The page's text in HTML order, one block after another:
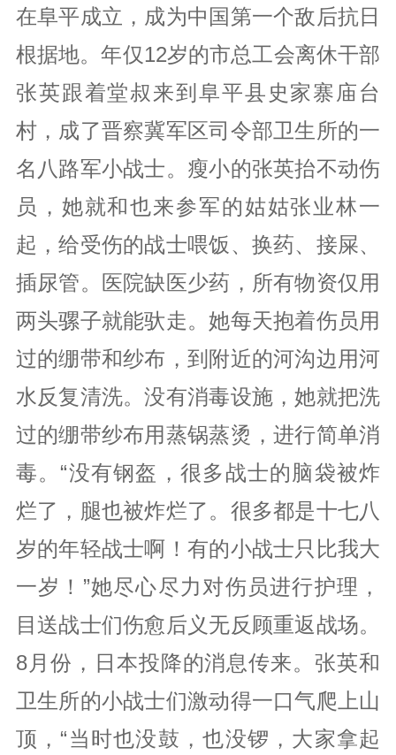
在阜平成立，成为中国第一个敌后抗日
根据地。年仅12岁的市总工会离休干部
张英跟着堂叔来到阜平县史家寨庙台
村，成了晋察冀军区司令部卫生所的一
名八路军小战士。瘦小的张英抬不动伤
员，她就和也来参军的姑姑张业林一
起，给受伤的战士喂饭、换药、接屎、
插尿管。医院缺医少药，所有物资仅用
两头骡子就能驮走。她每天抱着伤员用
过的绷带和纱布，到附近的河沟边用河
水反复清洗。没有消毒设施，她就把洗
过的绷带纱布用蒸锅蒸烫，进行简单消
毒。“没有钢盔，很多战士的脑袋被炸
烂了，腿也被炸烂了。很多都是十七八
岁的年轻战士啊！有的小战士只比我大
一岁！”她尽心尽力对伤员进行护理，
目送战士们伤愈后义无反顾重返战场。
8月份，日本投降的消息传来。张英和
卫生所的小战士们激动得一口气爬上山
顶，“当时也没鼓，也没锣，大家拿起